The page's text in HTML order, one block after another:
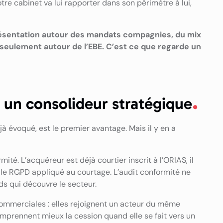
cabinet va lui rapporter dans son périmètre à lui,
autour des mandats compagnies, du mix
autour de l’EBE. C’est ce que regarde un
un consolideur stratégique
évoqué, est le premier avantage. Mais il y en a
L’acquéreur est déjà courtier inscrit à l’ORIAS, il
RGPD appliqué au courtage. L’audit conformité ne
qui découvre le secteur.
: elles rejoignent un acteur du même
mieux la cession quand elle se fait vers un